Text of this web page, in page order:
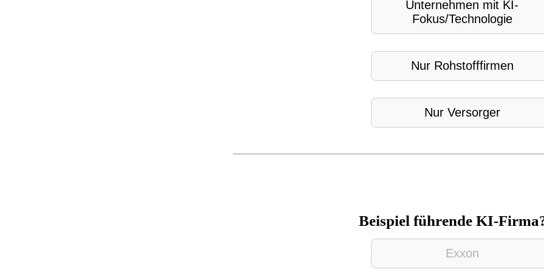
Unternehmen mit KI-
Fokus/Technologie
Nur Rohstofffirmen
Nur Versorger
Beispiel führende KI-
Exxon